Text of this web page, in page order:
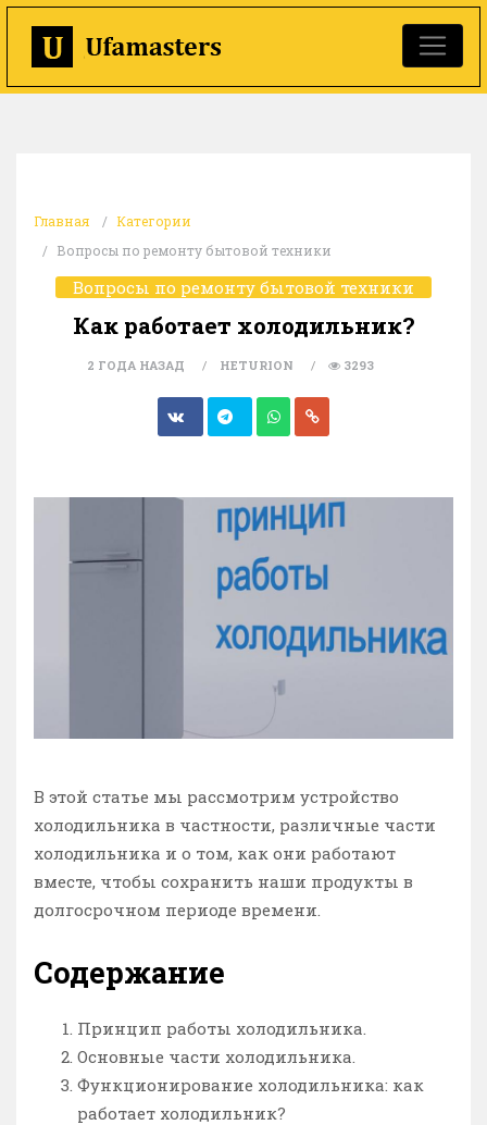
Главная
Категории
Вопросы по ремонту бытовой техники
Вопросы по ремонту бытовой техники
Как работает холодильник?
2 ГОДА НАЗАД HETURION 3293
В этой статье мы рассмотрим устройство
холодильника в частности, различные части
холодильника и о том, как они работают
вместе, чтобы сохранить наши продукты в
долгосрочном периоде времени.
Содержание
Принцип работы холодильника.
Основные части холодильника.
Функционирование холодильника: как
работает холодильник?